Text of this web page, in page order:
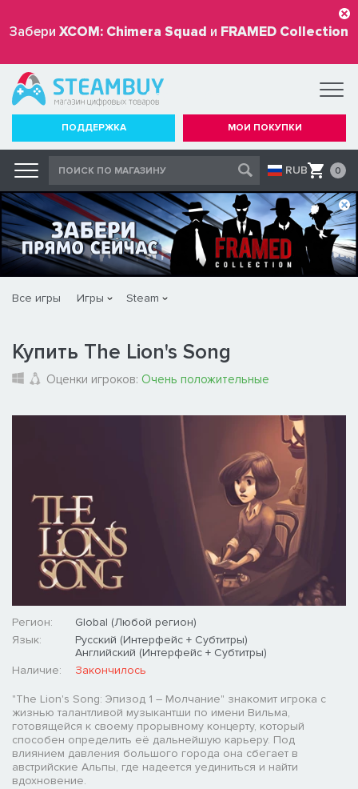
Забери XCOM: Chimera Squad и FRAMED Collection
бесплатно
ПОДДЕРЖКА МОИ ПОКУПКИ
RUB 0
Все игры Игры Steam
Купить The Lion's Song
Оценки игроков: Очень положительные
Регион:
Global (Любой регион)
Язык:
Русский (Интерфейс + Субтитры)
Английский (Интерфейс + Субтитры)
Наличие:
Закончилось
"The Lion's Song: Эпизод 1 – Молчание" знакомит игрока с
жизнью талантливой музыкантши по имени Вильма,
готовящейся к своему прорывному концерту, который
способен определить её дальнейшую карьеру. Под
влиянием давления большого города она сбегает в
австрийские Альпы, где надеется уединиться и найти
вдохновение.